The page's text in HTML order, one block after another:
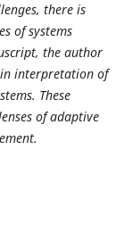
there is
of systems
the author
in interpretation of
These
of adaptive